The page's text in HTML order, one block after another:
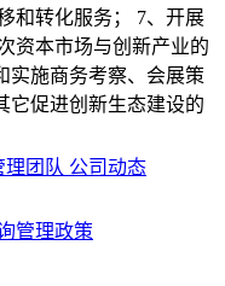
和转化服务； 7、开展
资本市场与创新产业的
实施商务考察、会展策
它促进创新生态建设的
理团队 公司动态
管理政策